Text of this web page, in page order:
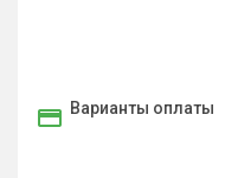
Варианты оплаты